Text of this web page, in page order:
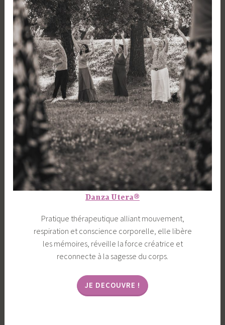
Danza Utera®
Pratique thérapeutique alliant mouvement,
respiration et conscience corporelle, elle libère
les mémoires, réveille la force créatrice et
reconnecte à la sagesse du corps.
JE DECOUVRE !